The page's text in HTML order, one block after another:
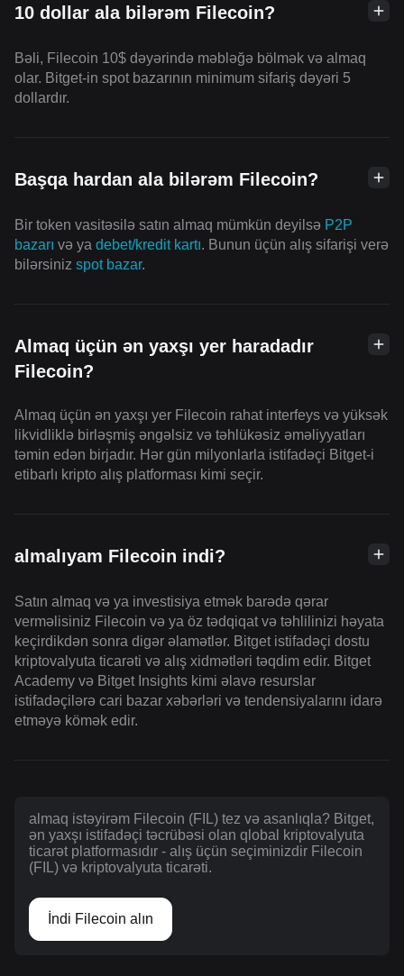
10 dollar ala bilərəm Filecoin?
Bəli, Filecoin 10$ dəyərində məbləğə bölmək və almaq
olar. Bitget-in spot bazarının minimum sifariş dəyəri 5
dollardır.
Başqa hardan ala bilərəm Filecoin?
Bir token vasitəsilə satın almaq mümkün deyilsə P2P
bazarı və ya debet/kredit kartı. Bunun üçün alış sifarişi verə
bilərsiniz spot bazar.
Almaq üçün ən yaxşı yer haradadır
Filecoin?
Almaq üçün ən yaxşı yer Filecoin rahat interfeys və yüksək
likvidliklə birləşmiş əngəlsiz və təhlükəsiz əməliyyatları
təmin edən birjadır. Hər gün milyonlarla istifadəçi Bitget-i
etibarlı kripto alış platforması kimi seçir.
almalıyam Filecoin indi?
Satın almaq və ya investisiya etmək barədə qərar
verməlisiniz Filecoin və ya öz tədqiqat və təhlilinizi həyata
keçirdikdən sonra digər əlamətlər. Bitget istifadəçi dostu
kriptovalyuta ticarəti və alış xidmətləri təqdim edir. Bitget
Academy və Bitget Insights kimi əlavə resurslar
istifadəçilərə cari bazar xəbərləri və tendensiyalarını idarə
etməyə kömək edir.
almaq istəyirəm Filecoin (FIL) tez və asanlıqla? Bitget,
ən yaxşı istifadəçi təcrübəsi olan qlobal kriptovalyuta
ticarət platformasıdır - alış üçün seçiminizdir Filecoin
(FIL) və kriptovalyuta ticarəti.
İndi Filecoin alın